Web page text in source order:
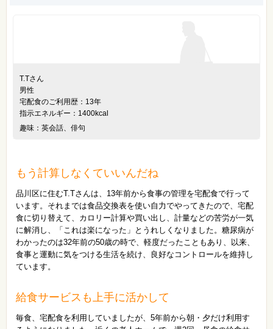
T.Tさん
男性
宅配食のご利用歴：13年
指示エネルギー：1400kcal
趣味：英会話、俳句
もう計算しなくていいんだね
品川区に住むT.Tさんは、13年前から食事の管理を宅配食で行って
います。それまでは食品交換表を使い自力でやってきたので、宅配
食に切り替えて、カロリー計算や買い出し、計量などの苦労が一気
に解消し、「これは楽になった」とうれしくなりました。糖尿病が
わかったのは32年前の50歳の時で、軽度だったこともあり、以来、
食事と運動に気をつける生活を続け、良好なコントロールを維持し
ています。
給食サービスも上手に活かして
毎食、宅配食を利用していましたが、5年前から朝・夕だけ利用す